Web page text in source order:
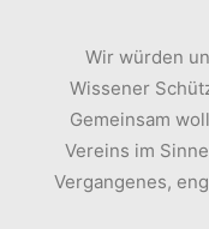
Wir würden
Wissener
Gemeinsam
Vereins im
Vergangenes,